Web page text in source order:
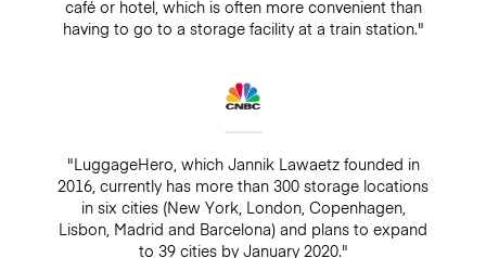
café or hotel, which is often more convenient than
having to go to a storage facility at a train station."
"LuggageHero, which Jannik Lawaetz founded in
2016, currently has more than 300 storage locations
in six cities (New York, London, Copenhagen,
Lisbon, Madrid and Barcelona) and plans to expand
to 39 cities by January 2020."